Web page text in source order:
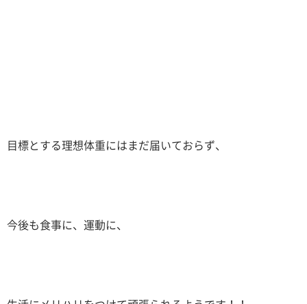
目標とする理想体重にはまだ届いておらず、
今後も食事に、運動に、